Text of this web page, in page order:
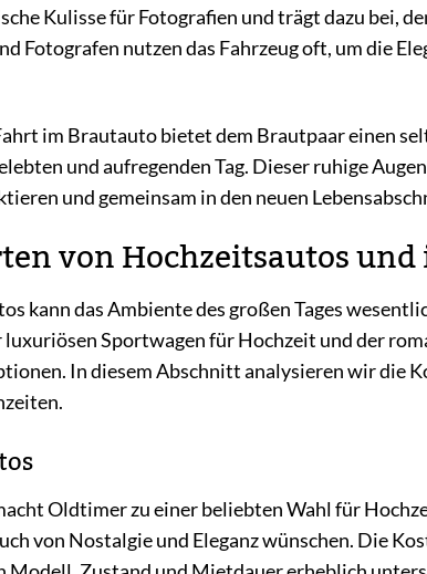
Kulisse für Fotografien und trägt dazu bei,
Fotografen nutzen das Fahrzeug oft, um die
im Brautauto bietet dem Brautpaar einen
und aufregenden Tag. Dieser ruhige
und gemeinsam in den neuen
von Hochzeitsautos
kann das Ambiente des großen Tages
Sportwagen für Hochzeit und der
In diesem Abschnitt analysieren wir die
Oldtimer zu einer beliebten Wahl für
von Nostalgie und Eleganz wünschen. Die